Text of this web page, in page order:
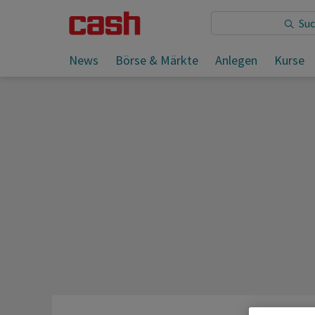
News Börse & Märkte Anlegen Kurse
Sie lesen: